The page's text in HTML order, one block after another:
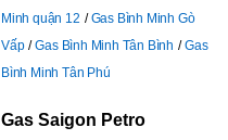
Minh quận 12
Gas Bình Minh Gò
Vấp
Gas Bình Minh Tân Bình
Gas
Bình Minh Tân Phú
Gas Saigon Petro